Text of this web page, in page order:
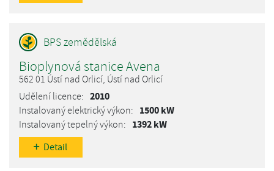
Bioplynová stanice Avena
562 01 Ústí nad Orlicí, Ústí nad Orlicí
2010
1500 kW
1392 kW
Detail